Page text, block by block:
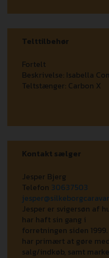
Telttilbehør
Fortelt
Beskrivelse: Isabella
Teltstænger: Carbon X
Kontakt sælger
Jesper Bjerg
Telefon 30637503
Jesper er svigersøn af
har haft sin gang i
forretningen siden 1999.
har primært at gøre med
salg/indkøb, samt